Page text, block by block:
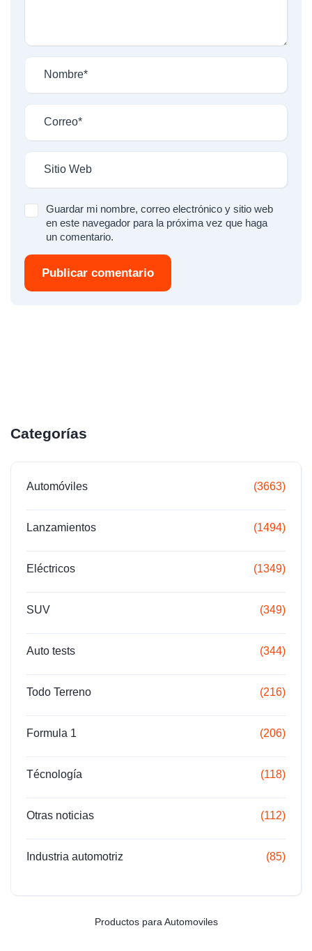
Guardar mi nombre, correo electrónico y sitio web
en este navegador para la próxima vez que haga
un comentario.
Publicar comentario
Categorías
Automóviles (3663)
Lanzamientos (1494)
Eléctricos (1349)
SUV (349)
Auto tests (344)
Todo Terreno (216)
Formula 1 (206)
Técnología (118)
Otras noticias (112)
Industria automotriz (85)
Productos para Automoviles